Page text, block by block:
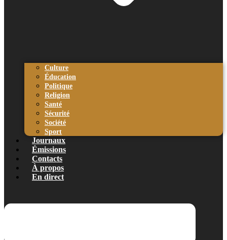
Culture
Éducation
Politique
Religion
Santé
Sécurité
Société
Sport
Journaux
Émissions
Contacts
À propos
En direct